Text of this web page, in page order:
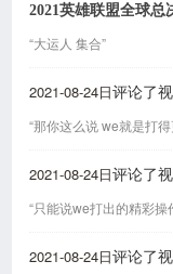
“大运人 集合”
2021-08-24日评论了
“那你这么说 we就是打
2021-08-24日评论了
“只能说we打出的精彩操
2021-08-24日评论了